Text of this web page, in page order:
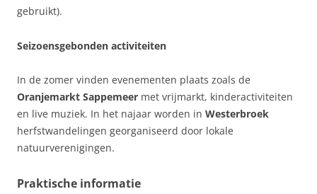
gebruikt).
Seizoensgebonden activiteiten
In de zomer vinden evenementen plaats zoals de
Oranjemarkt Sappemeer met vrijmarkt, kinderactiviteiten
en live muziek. In het najaar worden in Westerbroek
herfstwandelingen georganiseerd door lokale
natuurverenigingen.
Praktische informatie